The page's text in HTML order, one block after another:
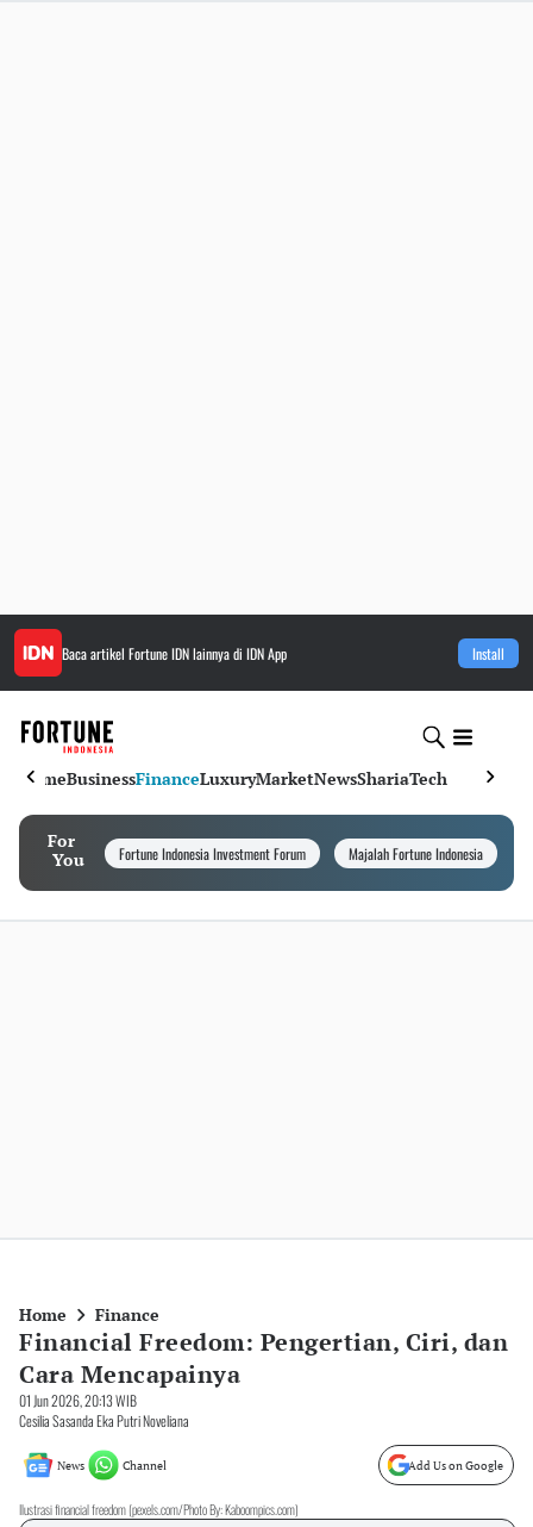
Baca artikel Fortune IDNlainnya di IDN App Install
HomeBusinessFinanceLuxuryMarketNewsShariaTech
For
You
Fortune Indonesia Investment Forum Majalah Fortune Indonesia
Home Finance
Financial Freedom: Pengertian, Ciri, dan
Cara Mencapainya
01 Jun 2026, 20:13 WIB
Cesilia Sasanda Eka Putri Noveliana
News Channel Add Us on Google
Ilustrasi financial freedom (pexels.com/Photo By: Kaboompics.com)